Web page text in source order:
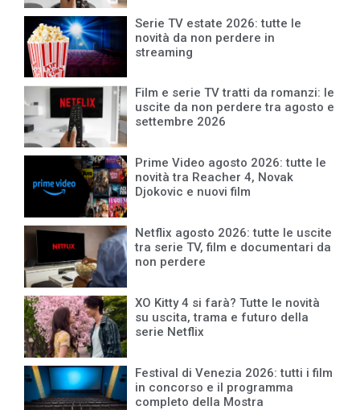
Serie TV estate 2026: tutte le
novità da non perdere in
streaming
Film e serie TV tratti da romanzi: le
uscite da non perdere tra agosto e
settembre 2026
Prime Video agosto 2026: tutte le
novità tra Reacher 4, Novak
Djokovic e nuovi film
Netflix agosto 2026: tutte le uscite
tra serie TV, film e documentari da
non perdere
XO Kitty 4 si farà? Tutte le novità
su uscita, trama e futuro della
serie Netflix
Festival di Venezia 2026: tutti i film
in concorso e il programma
completo della Mostra